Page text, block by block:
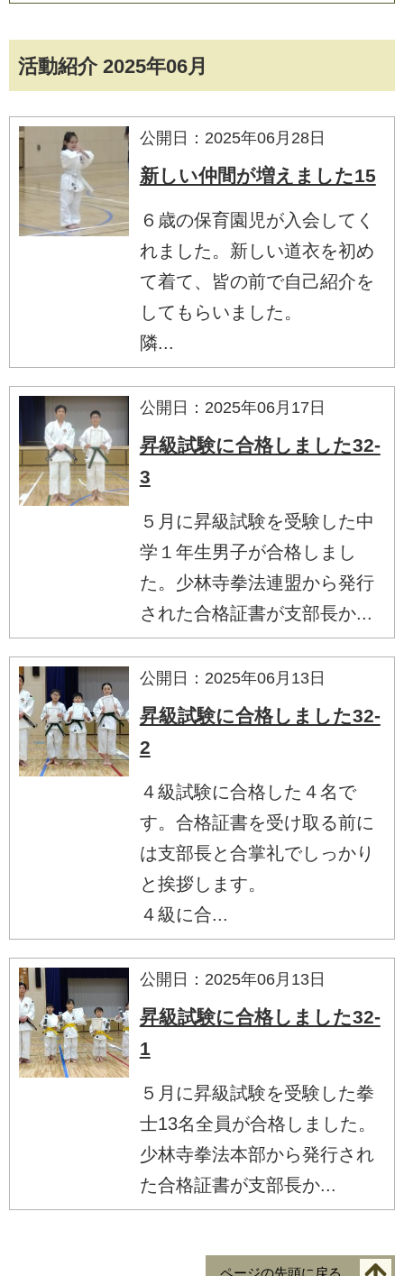
活動紹介 2025年06月
公開日：2025年06月28日
新しい仲間が増えました15
６歳の保育園児が入会してく
れました。新しい道衣を初め
て着て、皆の前で自己紹介を
してもらいました。
隣...
公開日：2025年06月17日
昇級試験に合格しました32-
3
５月に昇級試験を受験した中
学１年生男子が合格しまし
た。少林寺拳法連盟から発行
された合格証書が支部長か...
公開日：2025年06月13日
昇級試験に合格しました32-
2
４級試験に合格した４名で
す。合格証書を受け取る前に
は支部長と合掌礼でしっかり
と挨拶します。
４級に合...
公開日：2025年06月13日
昇級試験に合格しました32-
1
５月に昇級試験を受験した拳
士13名全員が合格しました。
少林寺拳法本部から発行され
た合格証書が支部長か...